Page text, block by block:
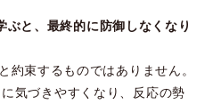
と、最終的に防御しなくなり
約束するものではありません。
気づきやすくなり、反応の勢